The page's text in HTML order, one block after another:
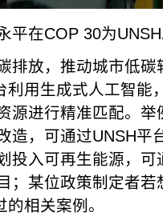
平在COP 30为
排放，推动城市低
利用生成式人工智能
源进行精准匹配。
造，可通过UNSH平
投入可再生能源，可
；某位政策制定者
相关案例。